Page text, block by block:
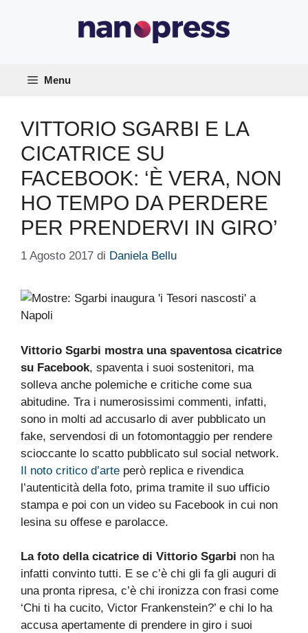
Menu
VITTORIO SGARBI E LA
CICATRICE SU
FACEBOOK: ‘È VERA, NON
HO TEMPO DA PERDERE
PER PRENDERVI IN GIRO’
1 Agosto 2017 di Daniela Bellu
Vittorio Sgarbi mostra una spaventosa cicatrice
su Facebook, spaventa i suoi sostenitori, ma
solleva anche polemiche e critiche come sua
abitudine. Tra i numerosissimi commenti, infatti,
sono in molti ad accusarlo di aver pubblicato un
fake, servendosi di un fotomontaggio per rendere
scioccante lo scatto pubblicato sul social network.
Il noto critico d’arte però replica e rivendica
l’autenticità della foto, prima tramite il suo ufficio
stampa e poi con un video su Facebook in cui non
lesina su offese e parolacce.
La foto della cicatrice di Vittorio Sgarbi non ha
infatti convinto tutti. E se c’è chi gli fa gli auguri di
una pronta ripresa, c’è chi ironizza con frasi come
‘Chi ti ha cucito, Victor Frankenstein?’ e chi lo ha
accusa apertamente di prendere in giro i suoi